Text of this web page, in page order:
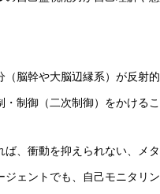
脳幹や大脳辺縁系）が反射
制御（二次制御）をかける
、衝動を抑えられない、メ
ェントでも、自己モニタリ